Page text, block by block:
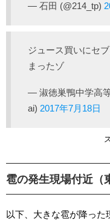
— 石田 (@214_tp)
ジュース買いにセ
まったゾ
— 淑徳巣鴨中学高
ai) 2017年7月18日
雹の発生現場付近（
以下、大きな雹が降っ